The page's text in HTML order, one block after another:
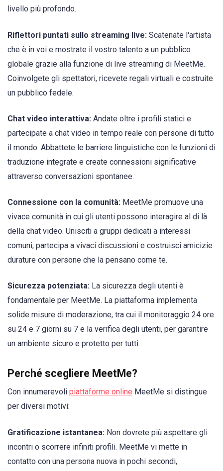
livello più profondo.
Riflettori puntati sullo streaming live: Scatenate l'artista
che è in voi e mostrate il vostro talento a un pubblico
globale grazie alla funzione di live streaming di MeetMe.
Coinvolgete gli spettatori, ricevete regali virtuali e costruite
un pubblico fedele.
Chat video interattiva: Andate oltre i profili statici e
partecipate a chat video in tempo reale con persone di tutto
il mondo. Abbattete le barriere linguistiche con le funzioni di
traduzione integrate e create connessioni significative
attraverso conversazioni spontanee.
Connessione con la comunità: MeetMe promuove una
vivace comunità in cui gli utenti possono interagire al di là
della chat video. Unisciti a gruppi dedicati a interessi
comuni, partecipa a vivaci discussioni e costruisci amicizie
durature con persone che la pensano come te.
Sicurezza potenziata: La sicurezza degli utenti è
fondamentale per MeetMe. La piattaforma implementa
solide misure di moderazione, tra cui il monitoraggio 24 ore
su 24 e 7 giorni su 7 e la verifica degli utenti, per garantire
un ambiente sicuro e protetto per tutti.
Perché scegliere MeetMe?
Con innumerevoli piattaforme online MeetMe si distingue
per diversi motivi:
Gratificazione istantanea: Non dovrete più aspettare gli
incontri o scorrere infiniti profili. MeetMe vi mette in
contatto con una persona nuova in pochi secondi,